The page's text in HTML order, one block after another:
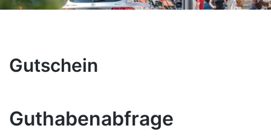
Gutschein
Guthabenabfrage